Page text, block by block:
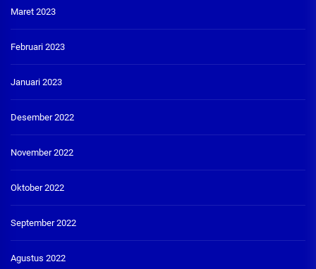
Maret 2023
Februari 2023
Januari 2023
Desember 2022
November 2022
Oktober 2022
September 2022
Agustus 2022